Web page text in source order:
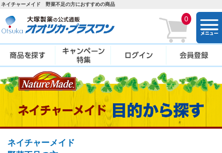
ネイチャーメイド 野菜不足の方におすすめの商品
0
ネイチャーメイド